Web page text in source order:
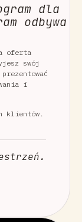
dla
odbywa
oferta
swój
i
klientów.